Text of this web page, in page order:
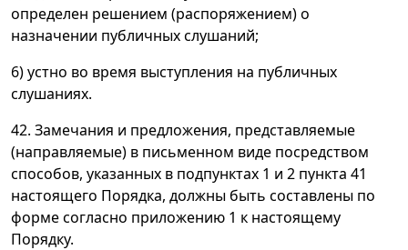
определен решением (распоряжением) о
назначении публичных слушаний;
6) устно во время выступления на публичных
слушаниях.
42. Замечания и предложения, представляемые
(направляемые) в письменном виде посредством
способов, указанных в подпунктах 1 и 2 пункта 41
настоящего Порядка, должны быть составлены по
форме согласно приложению 1 к настоящему
Порядку.